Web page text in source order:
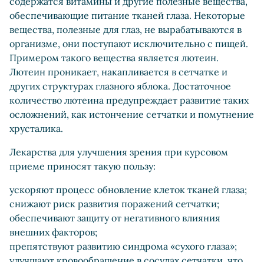
обеспечивающие питание тканей глаза. Некоторые
вещества, полезные для глаз, не вырабатываются в
организме, они поступают исключительно с пищей.
Примером такого вещества является лютеин.
Лютеин проникает, накапливается в сетчатке и
других структурах глазного яблока. Достаточное
количество лютеина предупреждает развитие таких
осложнений, как истончение сетчатки и помутнение
хрусталика.
Лекарства для улучшения зрения при курсовом
приеме приносят такую пользу:
ускоряют процесс обновление клеток тканей глаза;
снижают риск развития поражений сетчатки;
обеспечивают защиту от негативного влияния
внешних факторов;
препятствуют развитию синдрома «сухого глаза»;